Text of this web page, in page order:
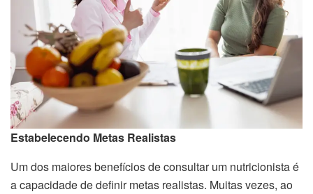
Estabelecendo Metas Realistas
Um dos maiores benefícios de consultar um nutricionista é
a capacidade de definir metas realistas. Muitas vezes, ao